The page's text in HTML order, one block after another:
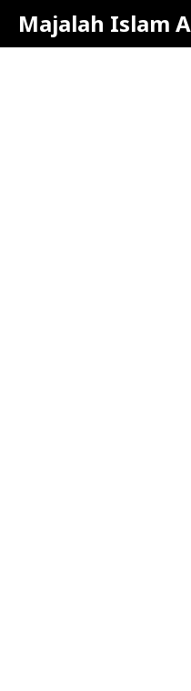
Majalah Islam